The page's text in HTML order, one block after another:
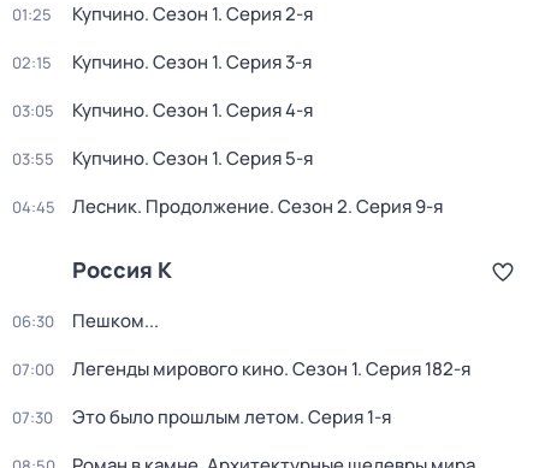
01:25 Купчино. Сезон 1. Серия 2-я
02:15 Купчино. Сезон 1. Серия 3-я
03:05 Купчино. Сезон 1. Серия 4-я
03:55 Купчино. Сезон 1. Серия 5-я
04:45 Лесник. Продолжение. Сезон 2. Серия 9-я
Россия К
06:30 Пешком...
07:00 Легенды мирового кино. Сезон 1. Серия 182-я
07:30 Это было прошлым летом. Серия 1-я